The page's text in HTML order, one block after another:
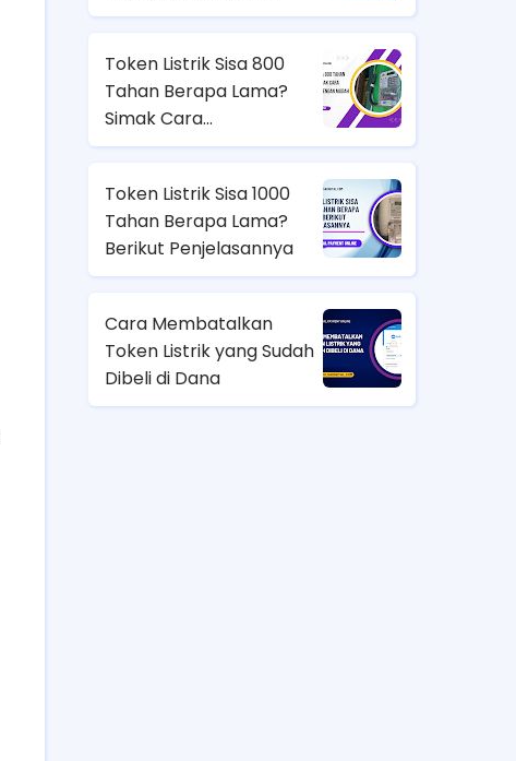
Efektif dan
Token Listrik Sisa 800
Tahan Berapa Lama?
Simak Cara
Menghitungnya dengan
Token Listrik Sisa 1000
Tahan Berapa Lama?
Berikut Penjelasannya
Cara Membatalkan
Token Listrik yang Sudah
Dibeli di Dana